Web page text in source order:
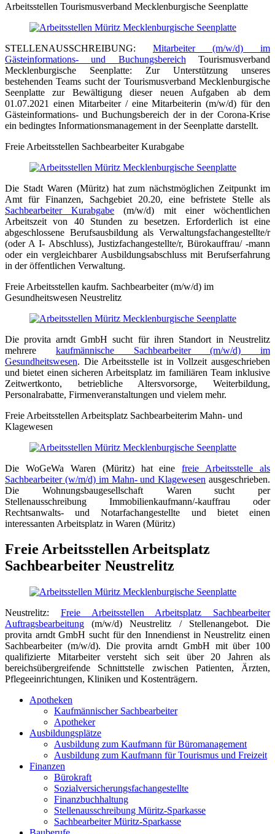
Arbeitsstellen Tourismusverband Mecklenburgische Seenplatte
STELLENAUSSCHREIBUNG: Mitarbeiter (m/w/d) im
Gästeinformations- und Buchungsbereich Tourismusverband
Mecklenburgische Seenplatte: Zur Unterstützung unseres
bestehenden Teams sucht der Tourismusverband Mecklenburgische
Seenplatte zur Bewältigung dieser neuen Aufgaben ab dem
01.07.2021 einen Mitarbeiter / eine Mitarbeiterin (m/w/d) für den
Gästeinformations- und Buchungsbereich der in der Corona-Krise
ein bedingtes Informationsmanagement in der Seenplatte darstellt.
Freie Arbeitsstellen Sachbearbeiter Kurabgabe
Die Stadt Waren (Müritz) hat zum nächstmöglichen Zeitpunkt im
Amt für Finanzen, Sachgebiet 20.20, eine befristete Stelle als
Sachbearbeiter Kurabgabe (m/w/d) mit einer wöchentlichen
Arbeitszeit von 40 Stunden zu besetzen. Erforderlich ist eine
abgeschlossene Berufsausbildung als Verwaltungsfachangestellte/r
(oder A I- Abschluss), Justizfachangestellte/r, Bürokauffrau/ -mann
oder ein vergleichbarer Ausbildungsabschluss mit Berufserfahrung
in der öffentlichen Verwaltung.
Freie Arbeitsstellen kaufm. Sachbearbeiter (m/w/d) im
Gesundheitswesen Neustrelitz
Die provita arndt GmbH sucht für ihren Standort in Neustrelitz
mehrere kaufmännische Sachbearbeiter (m/w/d) im
Gesundheitswesen. Die Arbeitsstelle ist in Vollzeit ausgeschrieben
und bietet einen sicheren Arbeitsplatz im familiären Team inklusive
Zeitwertkonto, betriebliche Altersvorsorge, Weiterbildung,
Personalrabatte, Firmenveranstaltungen und vielem mehr.
Freie Arbeitsstellen Arbeitsplatz Sachbearbeiterim Mahn- und
Klagewesen
Die WoGeWa Waren (Müritz) hat einefreie Arbeitsstelle als
Sachbearbeiter (w/m/d) im Mahn- und Klagewesen ausgeschrieben.
Die Wohnungsbaugesellschaft Waren sucht per
Stellenausschreibung Immobilienkaufmann/-kauffrau oder
Rechtsanwalts- und Notarfachangestellte und bietet einen
interessanten Arbeitsplatz in Waren (Müritz)
Freie Arbeitsstellen Arbeitsplatz
Sachbearbeiter Neustrelitz
Neustrelitz: Freie Arbeitsstellen Arbeitsplatz Sachbearbeiter
Auftragsbearbeitung (m/w/d) Neustrelitz / Stellenangebot. Die
provita arndt GmbH sucht für den Innendienst in Neustrelitz einen
Sachbearbeiter (m/w/d). Die provita arndt GmbH mit über 100
qualifizierte Mitarbeiter versteht sich seit über 20 Jahren als
bereichsübergreifende Schnittstelle zwischen Patienten, Ärzten,
Pflegeeinrichtungen, Kliniken und Kostenträgern.
Apotheken
Kaufmännischer Sachbearbeiter
Apotheker
Ausbildungsplätze
Ausbildung zum Kaufmann für Büromanagement
Ausbildung zum Kaufmann für Tourismus und Freizeit
Finanzen
Bürokraft
Sozialversicherungsfachangestellte
Finanzbuchhaltung
Stellenausschreibung Müritz-Sparkasse
Sachbearbeiter Müritz-Sparkasse